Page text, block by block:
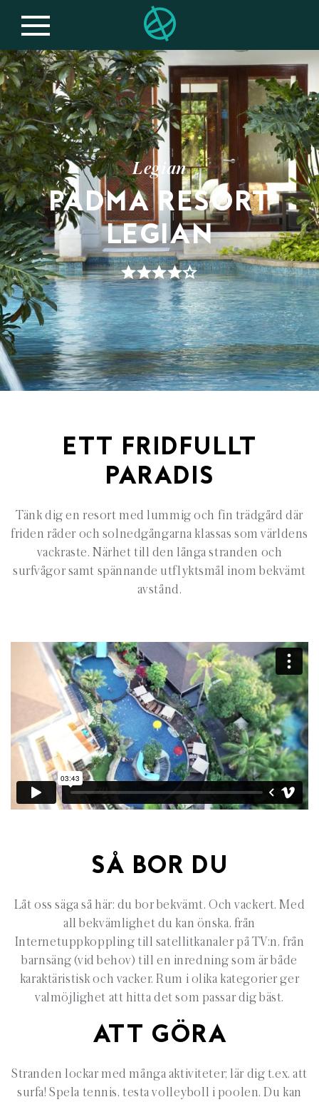
Legian
PADMA RESORT
LEGIAN
ETT FRIDFULLT
PARADIS
Tänk dig en resort med lummig och fin trädgård där
friden råder och solnedgångarna klassas som världens
vackraste. Närhet till den långa stranden och
surfvågor samt spännande utflyktsmål inom bekvämt
avstånd.
SÅ BOR DU
Låt oss säga så här: du bor bekvämt. Och vackert. Med
all bekvämlighet du kan önska, från
Internetuppkoppling till satellitkanaler på TV:n, från
barnsäng (vid behov) till en inredning som är både
karaktäristisk och vacker. Rum i olika kategorier ger
valmöjlighet att hitta det som passar dig bäst.
ATT GÖRA
Stranden lockar med många aktiviteter; lär dig t.ex. att
surfa! Spela tennis, testa volleyboll i poolen. Du kan